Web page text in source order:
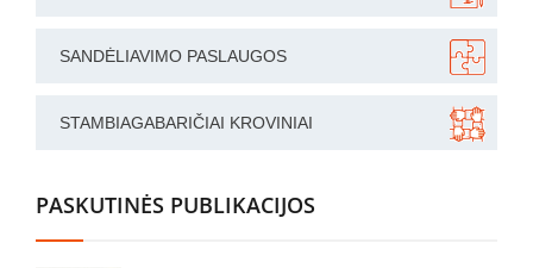
SANDĖLIAVIMO PASLAUGOS
STAMBIAGABARIČIAI KROVINIAI
PASKUTINĖS PUBLIKACIJOS